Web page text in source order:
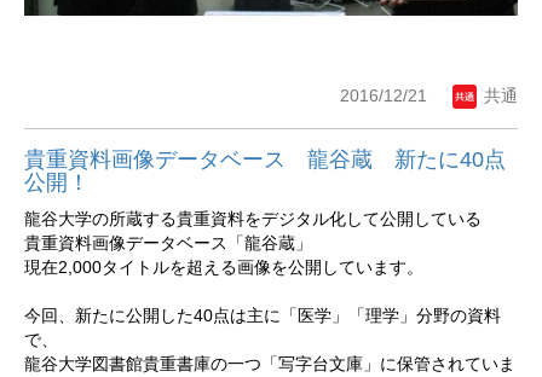
2016/12/21 共通
貴重資料画像データベース 龍谷蔵 新たに40点
公開！
龍谷大学の所蔵する貴重資料をデジタル化して公開している
貴重資料画像データベース「龍谷蔵」
現在2,000タイトルを超える画像を公開しています。
今回、新たに公開した40点は主に「医学」「理学」分野の資料
で、
龍谷大学図書館貴重書庫の一つ「写字台文庫」に保管されていま